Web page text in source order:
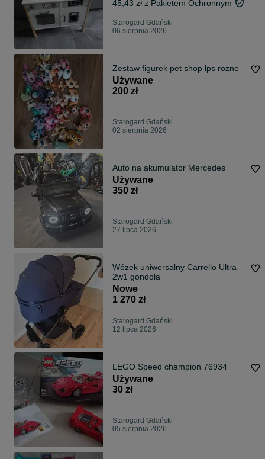
45,43 zł z Pakietem Ochronnym
Starogard Gdański
06 sierpnia 2026
Zestaw figurek pet shop lps rozne
Używane
200 zł
Starogard Gdański
02 sierpnia 2026
Auto na akumulator Mercedes
Używane
350 zł
Starogard Gdański
27 lipca 2026
Wózek uniwersalny Carrello Ultra
2w1 gondola
Nowe
1 270 zł
Starogard Gdański
12 lipca 2026
LEGO Speed champion 76934
Używane
30 zł
Starogard Gdański
05 sierpnia 2026